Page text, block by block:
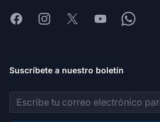
FacebookInstagram
X YoutubeWhatsapp
Suscríbete a nuestro boletín
Dirección de correo electrónico